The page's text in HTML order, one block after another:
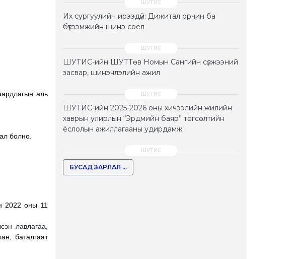
аль
болно.
2022 оны 11
лавлагаа,
баталгаат
Их сургуулийн ирээдүй: Дижитал орчин ба
бүтээмжийн шинэ соёл
ШУТИС-ийн ШУТТөв Номын Сангийн сүлжээний
засвар, шинэчлэлийн ажил
ШУТИС-ийн 2025-2026 оны хичээлийн жилийн
хаврын улирлын “Эрдмийн баяр” төгсөлтийн
ёслолын ажиллагааны удирдамж
БУСАД ЗАРЛАЛ ...